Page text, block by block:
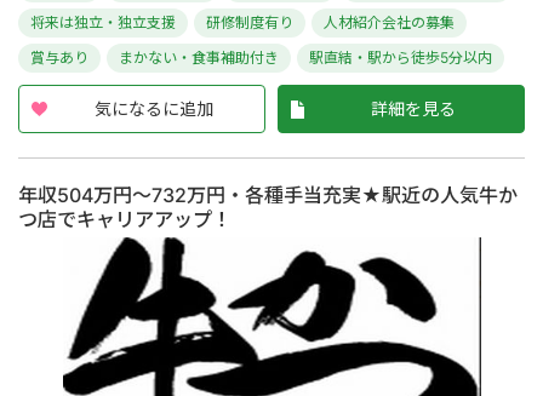
将来は独立・独立支援
研修制度有り
人材紹介会社の募集
賞与あり
まかない・食事補助付き 駅直結・駅から徒歩5分以内
気になるに追加 詳細を見る
年収504万円～732万円・各種手当充実★駅近の人気牛か
つ店でキャリアアップ！